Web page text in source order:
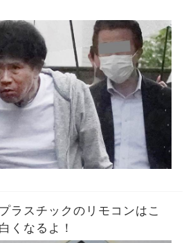
ラスチックのリモコンはこ
くなるよ！